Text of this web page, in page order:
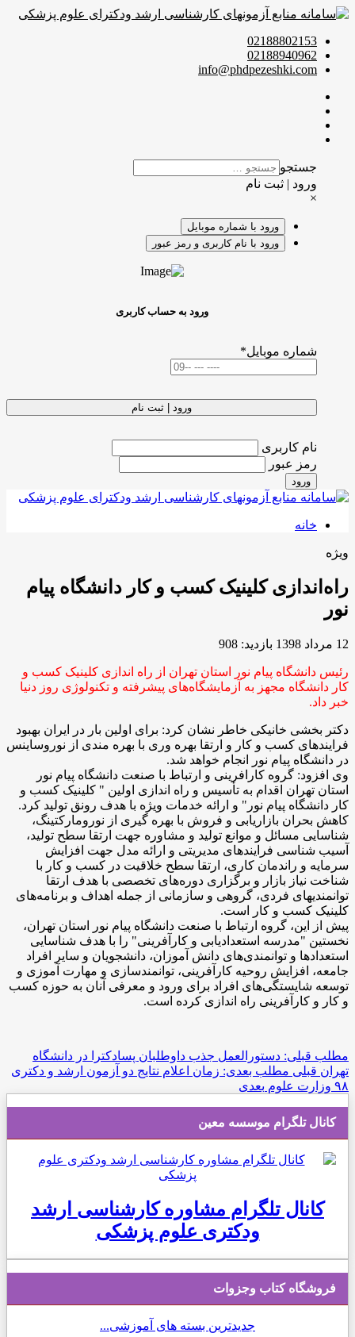
02188802153
02188940962
info@phdpezeshki.com
جستجو
ورود | ثبت نام
×
ورود با شماره موبایل
ورود با نام کاربری و رمز عبور
ورود به حساب کاربری
شماره موبایل*
ورود | ثبت نام
نام کاربری
رمز عبور
ورود
خانه
ویژه
راه‌اندازی کلینیک کسب و کار دانشگاه پیام
نور
12 مرداد 1398 بازدید: 908
رئیس دانشگاه پیام نور استان تهران از راه اندازی کلینیک کسب و
کار دانشگاه مجهز به آزمایشگاه‌های پیشرفته و تکنولوژی روز دنیا
خبر داد.
دکتر بخشی خانیکی خاطر نشان کرد: برای اولین بار در ایران بهبود
فرایندهای کسب و کار و ارتقا بهره وری با بهره مندی از نوروساینس
در دانشگاه پیام نور انجام خواهد شد.
وی افزود: گروه کارافرینی و ارتباط با صنعت دانشگاه پیام نور
استان تهران اقدام به تأسیس و راه اندازی اولین " کلینیک کسب و
کار دانشگاه پیام نور" و ارائه خدمات ویژه با هدف رونق تولید کرد.
کاهش بحران بازاریابی و فروش با بهره گیری از نورومارکتینگ،
شناسایی مسائل و موانع تولید و مشاوره جهت ارتقا سطح تولید،
آسیب شناسی فرایندهای مدیریتی و ارائه مدل جهت افزایش
سرمایه و راندمان کاری، ارتقا سطح خلاقیت در کسب و کار با
شناخت نیاز بازار و برگزاری دوره‌های تخصصی با هدف ارتقا
توانمندیهای فردی، گروهی و سازمانی از جمله اهداف و برنامه‌های
کلینیک کسب و کار است.
پیش از این، گروه ارتباط با صنعت دانشگاه پیام نور استان تهران،
نخستین "مدرسه استعدادیابی و کارآفرینی" را با هدف شناسایی
استعدادها و توانمندی‌های دانش آموزان، دانشجویان و سایر افراد
جامعه، افزایش روحیه کارآفرینی، توانمندسازی و مهارت آموزی و
توسعه شایستگی‌های افراد برای ورود و معرفی آنان به حوزه کسب
و کار و کارآفرینی راه اندازی کرده است.
مطلب قبلی: دستورالعمل جذب داوطلبان پسادکترا در دانشگاه
تهران قبلی مطلب بعدی: زمان اعلام نتایج دو آزمون ارشد و دکتری
۹۸ وزارت علوم
بعدی
کانال تلگرام موسسه معین
کانال تلگرام مشاوره کارشناسی ارشد
ودکتری علوم پزشکی
فروشگاه کتاب وجزوات
جدیدترین بسته های آموزشی...